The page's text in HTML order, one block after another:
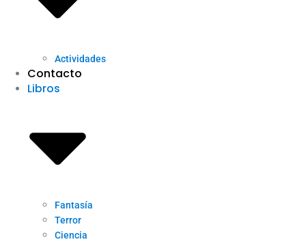
Actividades
Contacto
Libros
Fantasía
Terror
Ciencia